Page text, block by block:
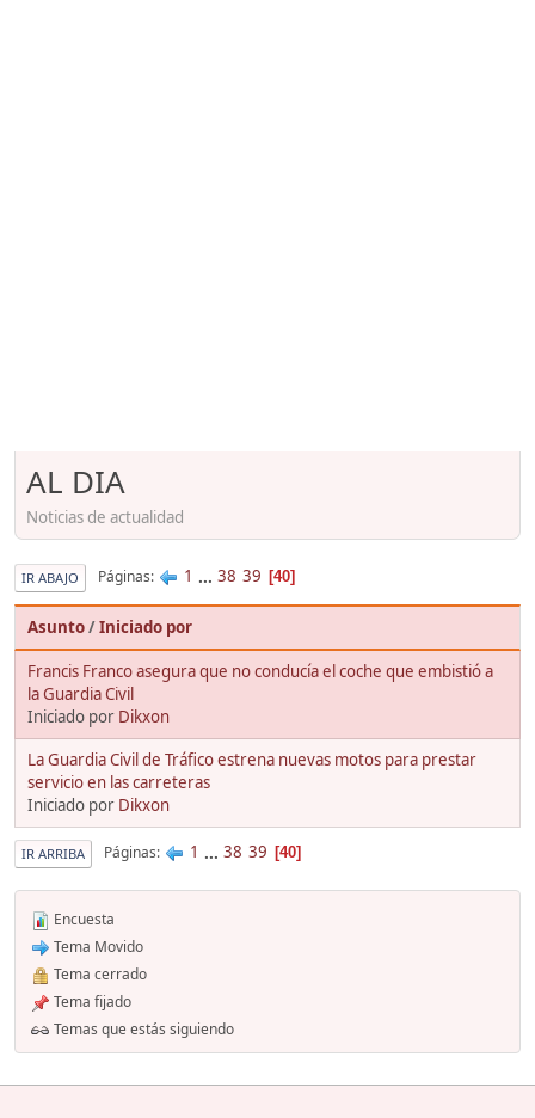
AL DIA
Noticias de actualidad
IR ABAJO Páginas 1 ... 38 39 40
Asunto/Iniciado por
Francis Franco asegura que no conducía el coche que embistió a
la Guardia Civil
Iniciado por Dikxon
La Guardia Civil de Tráfico estrena nuevas motos para prestar
servicio en las carreteras
Iniciado por Dikxon
IR ARRIBA Páginas 1 ... 38 39 40
Encuesta
Tema Movido
Tema cerrado
Tema fijado
Temas que estás siguiendo